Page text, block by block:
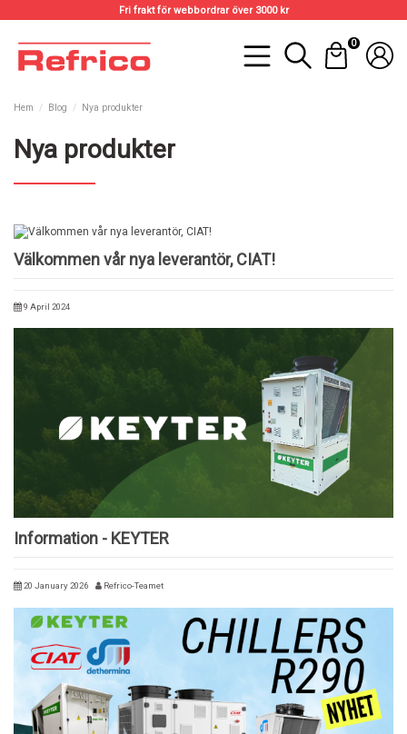
Fri frakt för webbordrar över 3000 kr
0
Hem Blog Nya produkter
Nya produkter
Välkommen vår nya leverantör, CIAT!
9 April 2024
Information - KEYTER
20 January 2026 Refrico-Teamet